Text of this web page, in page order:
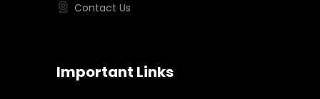
Contact Us
Important Links